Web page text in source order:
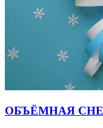
ОБЪЁМНАЯ